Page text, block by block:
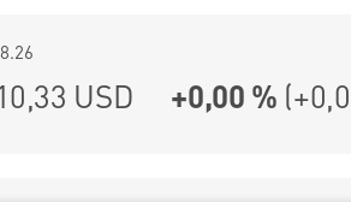
USD +0,00 % (